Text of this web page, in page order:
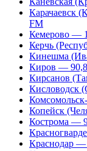
Карачаевск
FM
Кемерово —
Керчь
Кинешма
Киров —
Кирсанов
Кисловодск
Копейск
Кострома —
Краснодар —